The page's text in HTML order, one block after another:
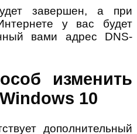
завершен, а при
у вас будет
вами адрес DNS-
изменить
10
дополнительный